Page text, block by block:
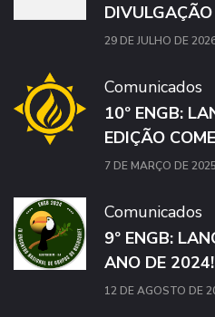
29 DE JULHO DE
Comunicados
10º ENGB:
EDIÇÃO
7 DE MARÇO DE 2025
Comunicados
9º ENGB:
ANO DE 2024!
12 DE AGOSTO DE